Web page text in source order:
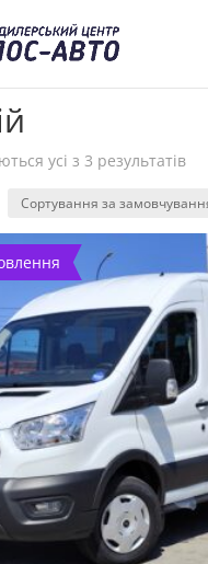
усі з 3 результатів